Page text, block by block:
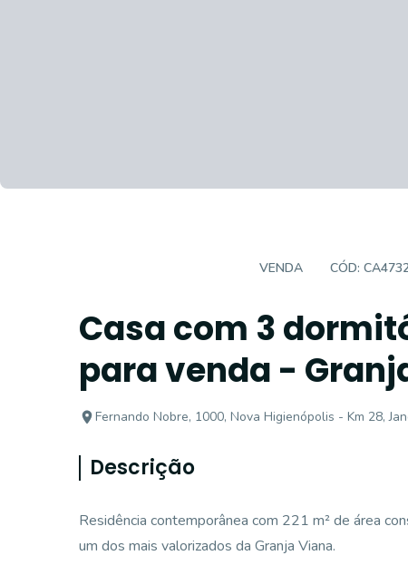
VENDA CÓD:
Casa com 3
para venda -
Fernando Nobre, 1000, Nova Higienópolis - Km 28,
Descrição
Residência contemporânea com 221 m² de área
um dos mais valorizados da Granja Viana.